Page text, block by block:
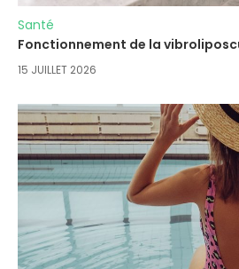
Santé
Fonctionnement de la
15 JUILLET 2026